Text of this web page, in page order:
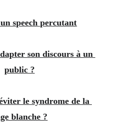
speech percutant
son discours à un
public ?
le syndrome de la
blanche ?